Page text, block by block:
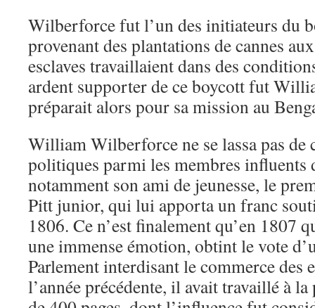
Wilberforce fut l’un des initiateurs du
provenant des plantations de cannes
esclaves travaillaient dans des
ardent supporter de ce boycott fut
préparait alors pour sa mission au
William Wilberforce ne se lassa pas de
politiques parmi les membres influents
notamment son ami de jeunesse, le
Pitt junior, qui lui apporta un franc
1806. Ce n’est finalement qu’en 1807
une immense émotion, obtint le vote
Parlement interdisant le commerce des
l’année précédente, il avait travaillé à